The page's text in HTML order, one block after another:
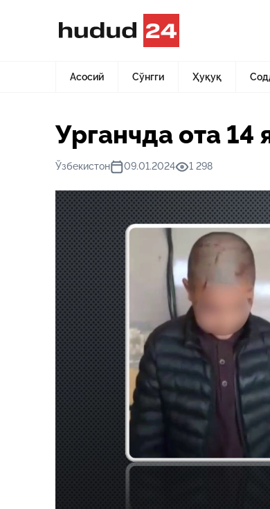
Асосий Сўнгги Ҳуқуқ
Янгиликлар Урганчда ота 14 яшар
Урганчда ота
Ўзбекистон 09.01.2024 1 298